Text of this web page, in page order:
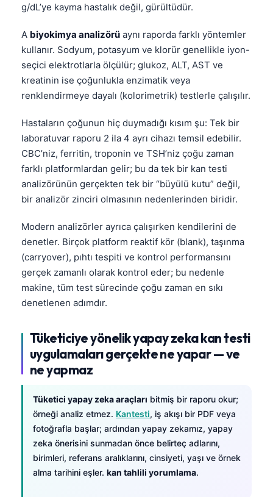
g/dL’ye kayma hastalık değil, gürültüdür.
A biyokimya analizörü aynı raporda farklı yöntemler
kullanır. Sodyum, potasyum ve klorür genellikle iyon-
seçici elektrotlarla ölçülür; glukoz, ALT, AST ve
kreatinin ise çoğunlukla enzimatik veya
renklendirmeye dayalı (kolorimetrik) testlerle çalışılır.
Hastaların çoğunun hiç duymadığı kısım şu: Tek bir
laboratuvar raporu 2 ila 4 ayrı cihazı temsil edebilir.
CBC’niz, ferritin, troponin ve TSH’niz çoğu zaman
farklı platformlardan gelir; bu da tek bir kan testi
analizörünün gerçekten tek bir “büyülü kutu” değil,
bir analizör zinciri olmasının nedenlerinden biridir.
Modern analizörler ayrıca çalışırken kendilerini de
denetler. Birçok platform reaktif kör (blank), taşınma
(carryover), pıhtı tespiti ve kontrol performansını
gerçek zamanlı olarak kontrol eder; bu nedenle
makine, tüm test sürecinde çoğu zaman en sıkı
denetlenen adımdır.
Tüketiciye yönelik yapay zeka kan testi
uygulamaları gerçekte ne yapar — ve
ne yapmaz
Tüketici yapay zeka araçları bitmiş bir raporu okur;
örneği analiz etmez. Kantesti, iş akışı bir PDF veya
fotoğrafla başlar; ardından yapay zekamız, yapay
zeka önerisini sunmadan önce belirteç adlarını,
birimleri, referans aralıklarını, cinsiyeti, yaşı ve örnek
alma tarihini eşler. kan tahlili yorumlama.